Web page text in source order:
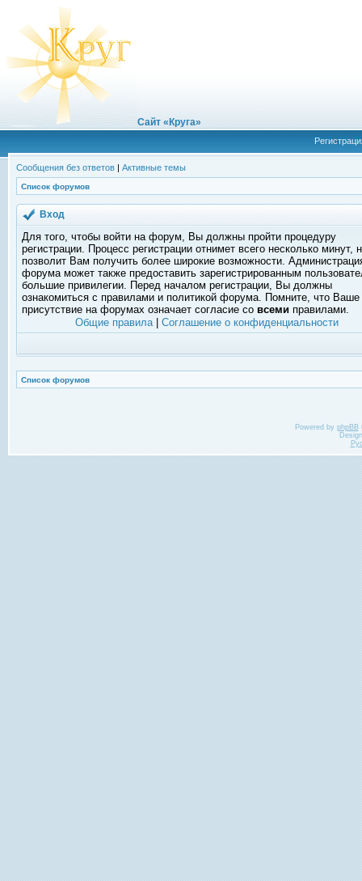
Сайт «Круга»
Сообщения без ответов | Активные темы
Список форумов
Вход
Для того, чтобы войти на форум, Вы должны пройти процедуру
регистрации. Процесс регистрации отнимет всего несколько минут,
позволит Вам получить более широкие возможности.
форума может также предоставить зарегистрированным
большие привилегии. Перед началом регистрации, Вы должны
ознакомиться с правилами и политикой форума. Помните, что Ваше
присутствие на форумах означает согласие со всеми правилами.
Общие правила| Соглашение о конфиденциальности
Список форумов
Powered by phpBB